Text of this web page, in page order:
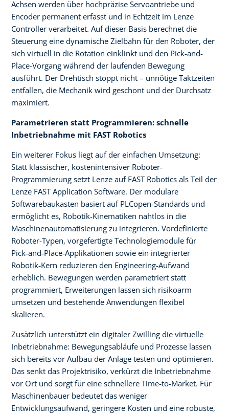
Achsen werden über hochpräzise Servoantriebe und
Encoder permanent erfasst und in Echtzeit im Lenze
Controller verarbeitet. Auf dieser Basis berechnet die
Steuerung eine dynamische Zielbahn für den Roboter, der
sich virtuell in die Rotation einklinkt und den Pick-and-
Place-Vorgang während der laufenden Bewegung
ausführt. Der Drehtisch stoppt nicht – unnötige Taktzeiten
entfallen, die Mechanik wird geschont und der Durchsatz
maximiert.
Parametrieren statt Programmieren: schnelle
Inbetriebnahme mit FAST Robotics
Ein weiterer Fokus liegt auf der einfachen Umsetzung:
Statt klassischer, kostenintensiver Roboter-
Programmierung setzt Lenze auf FAST Robotics als Teil der
Lenze FAST Application Software. Der modulare
Softwarebaukasten basiert auf PLCopen‑Standards und
ermöglicht es, Robotik‑Kinematiken nahtlos in die
Maschinenautomatisierung zu integrieren. Vordefinierte
Roboter-Typen, vorgefertigte Technologiemodule für
Pick‑and‑Place‑Applikationen sowie ein integrierter
Robotik‑Kern reduzieren den Engineering‑Aufwand
erheblich. Bewegungen werden parametriert statt
programmiert, Erweiterungen lassen sich risikoarm
umsetzen und bestehende Anwendungen flexibel
skalieren.
Zusätzlich unterstützt ein digitaler Zwilling die virtuelle
Inbetriebnahme: Bewegungsabläufe und Prozesse lassen
sich bereits vor Aufbau der Anlage testen und optimieren.
Das senkt das Projektrisiko, verkürzt die Inbetriebnahme
vor Ort und sorgt für eine schnellere Time‑to‑Market. Für
Maschinenbauer bedeutet das weniger
Entwicklungsaufwand, geringere Kosten und eine robuste,